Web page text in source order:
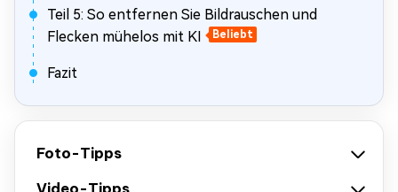
Teil 5: So entfernen Sie Bildrauschen und
Flecken mühelos mit KI
Beliebt
Fazit
Foto-Tipps
Video-Tipps